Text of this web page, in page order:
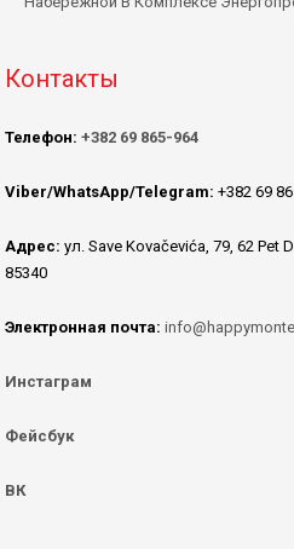
Контакты
Телефон: +382 69 865-964
Viber/WhatsApp/Telegram: +382 69
Адрес: ул. Save Kovačevića, 79, 62 Pet
85340
Электронная почта:
Инстаграм
Фейсбук
ВК